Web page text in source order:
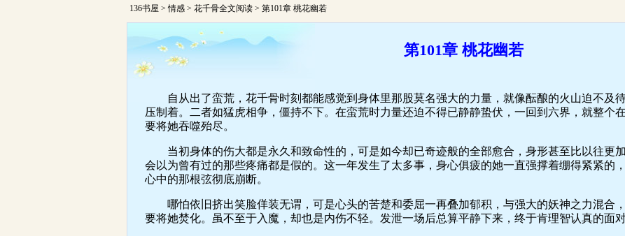
136书屋 >情感 > 花千骨全文阅读 > 第101章 桃花幽若
第101章 桃花幽若
自从出了蛮荒，花千骨时刻都能感觉到身体里那股莫名强大的力量，就像酝酿的火山迫不及
压制着。二者如猛虎相争，僵持不下。在蛮荒时力量还迫不得已静静蛰伏，一回到六界，就整个
要将她吞噬殆尽。
当初身体的伤大都是永久和致命性的，可是如今却已奇迹般的全部愈合，身形甚至比以往更
会以为曾有过的那些疼痛都是假的。这一年发生了太多事，身心俱疲的她一直强撑着绷得紧紧的
心中的那根弦彻底崩断。
哪怕依旧挤出笑脸佯装无谓，可是心头的苦楚和委屈一再叠加郁积，与强大的妖神之力混合
要将她焚化。虽不至于入魔，却也是内伤不轻。发泄一场后总算平静下来，终于肯理智认真的面对